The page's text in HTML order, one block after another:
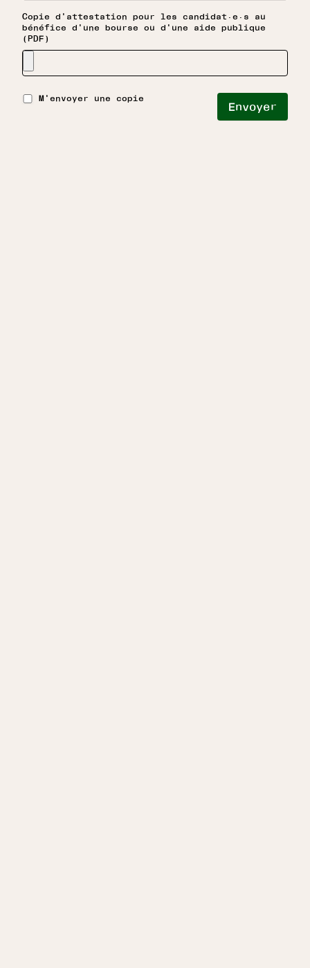
Copie d'attestation pour les candidat·e·s au
bénéfice d'une bourse ou d'une aide publique
(PDF)
M'envoyer une copie
Envoyer